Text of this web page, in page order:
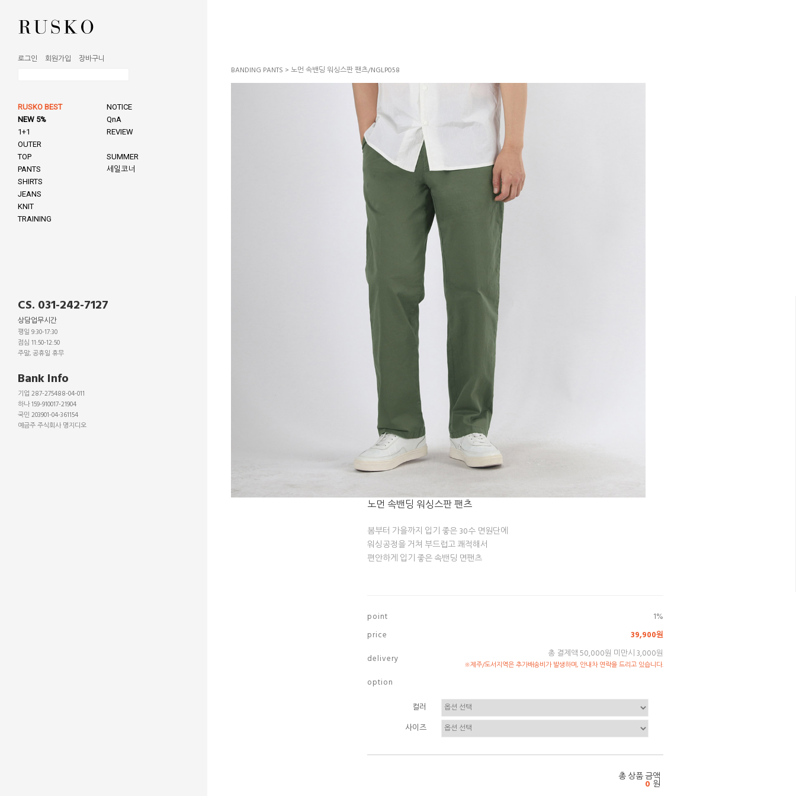
로그인 회원가입 장바구니
RUSKO BEST
NEW 5%
1+1
OUTER
TOP
PANTS
SHIRTS
JEANS
KNIT
TRAINING
NOTICE
QnA
REVIEW
SUMMER
세일코너
CS. 031-242-7127
상담업무시간
평일 9:30-17:30
점심 11:50-12:50
주말, 공휴일 휴무
Bank Info
기업 287-275488-04-011
하나 159-910017-21904
국민 203901-04-361154
예금주 주식회사 명지디오
BANDING PANTS > 노먼 속밴딩 워싱스판 팬츠/NGLP058
노먼 속밴딩 워싱스판 팬츠
봄부터 가을까지 입기 좋은 30수 면원단에
워싱공정을 거쳐 부드럽고 쾌적해서
편안하게 입기 좋은 속밴딩 면팬츠
p o i n t
1%
p r i c e
39,900원
d e l i v e r y
총 결제액 50,000원 미만시 3,000원
※제주/도서지역은 추가배송비가 발생하며, 안내차 연락을 드리고 있습니다.
o p t i o n
컬러
사이즈
총 상품 금액
0 원